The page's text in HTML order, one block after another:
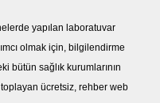
yapılan laboratuvar
olmak için, bilgilendirme
bütün sağlık kurumlarının
ücretsiz, rehber web